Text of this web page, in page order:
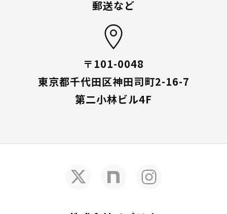
郵送など
〒101-0048
東京都千代田区神田司町2-16-7
第二小林ビル4F